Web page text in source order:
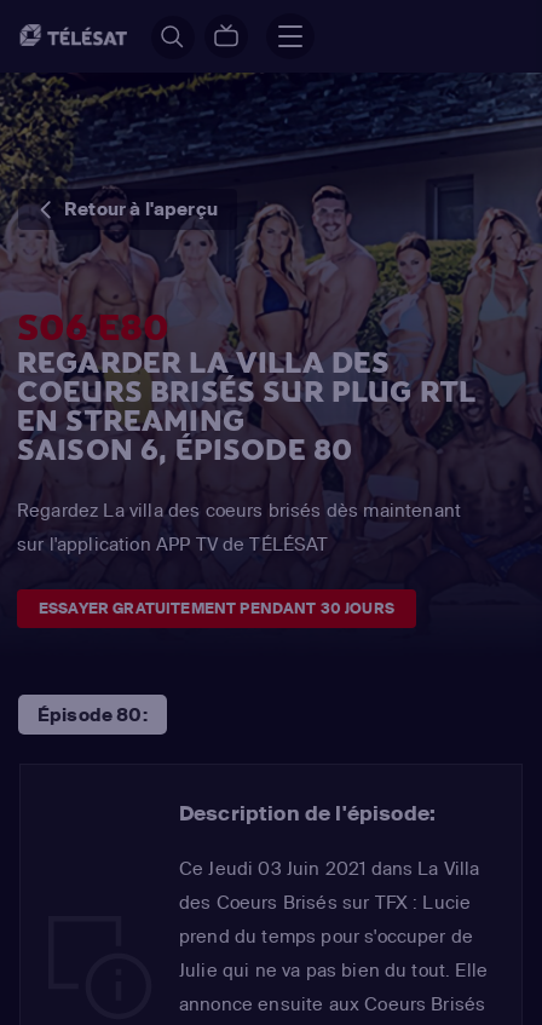
Retour à l'aperçu
S06 E80
REGARDER LA VILLA DES
COEURS BRISÉS SUR PLUG RTL
EN STREAMING
SAISON 6, ÉPISODE 80
Regardez La villa des coeurs brisés dès maintenant
sur l'application APP TV de TÉLÉSAT
ESSAYER GRATUITEMENT PENDANT 30 JOURS
Épisode 80:
Description de l'épisode:
Ce Jeudi 03 Juin 2021 dans La Villa
des Coeurs Brisés sur TFX : Lucie
prend du temps pour s'occuper de
Julie qui ne va pas bien du tout. Elle
annonce ensuite aux Coeurs Brisés